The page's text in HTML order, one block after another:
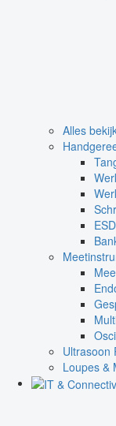
Alles
Ultrasoon
Loupes &